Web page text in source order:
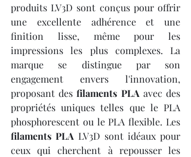
produits LV3D sont conçus pour offrir
une excellente adhérence et une
finition lisse, même pour les
impressions les plus complexes. La
marque se distingue par son
engagement envers l'innovation,
proposant des filaments PLA avec des
propriétés uniques telles que le PLA
filaments PLA LV3D sont idéaux pour
ceux qui cherchent à repousser les